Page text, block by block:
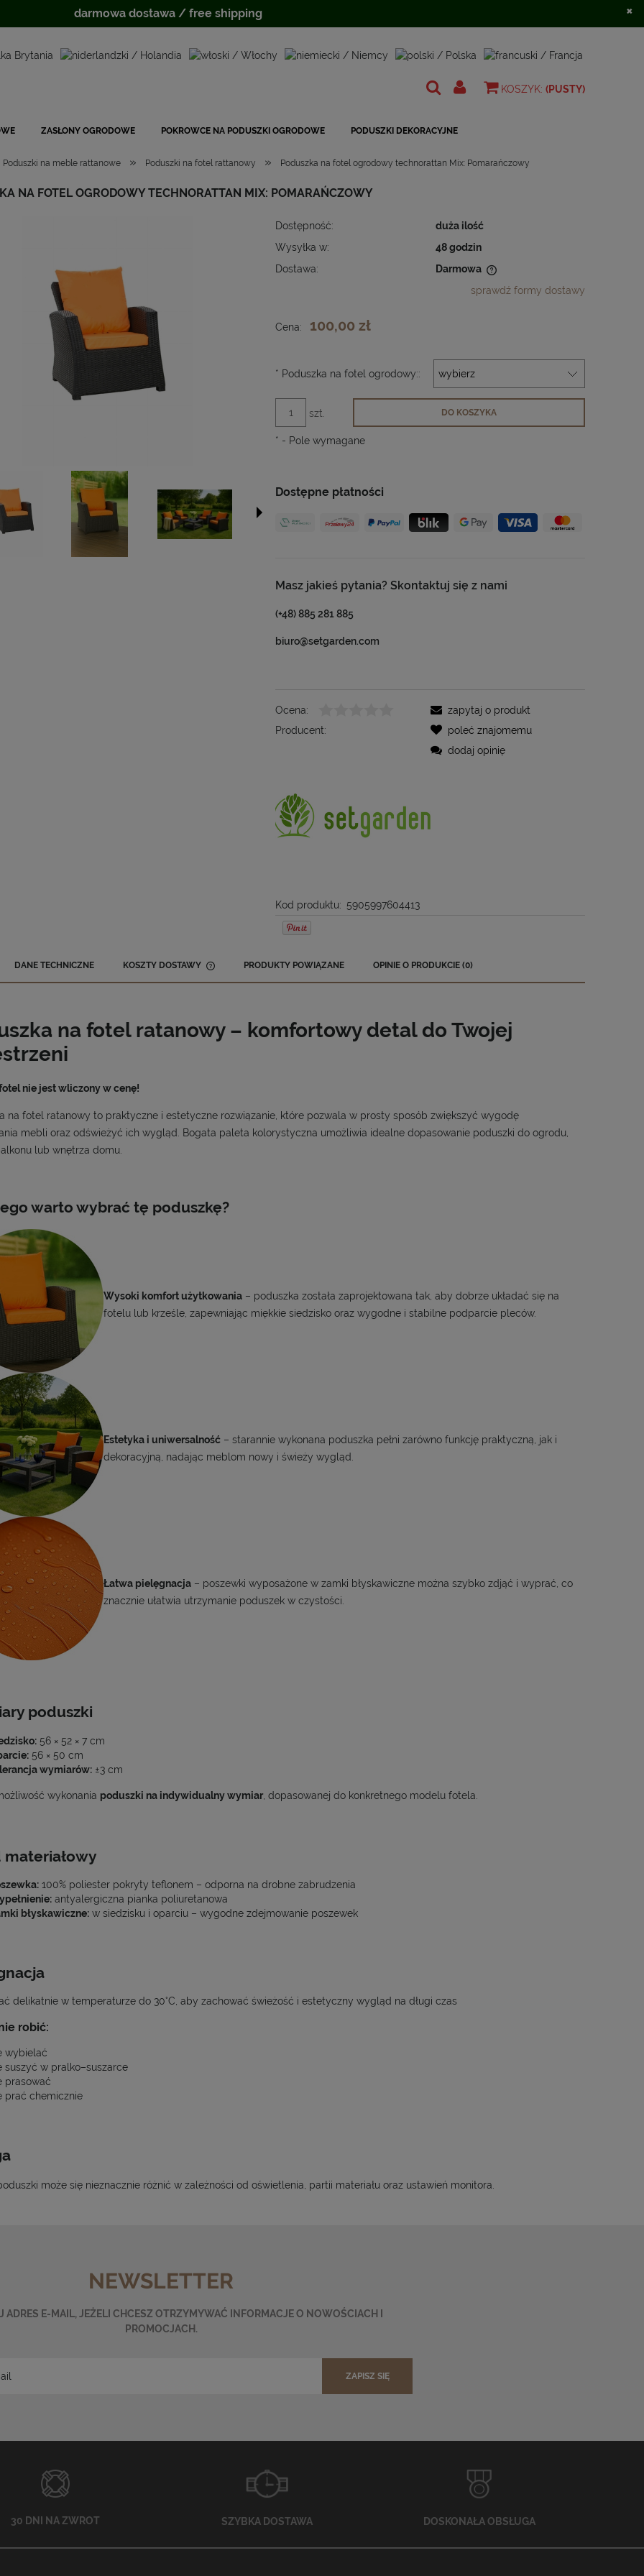
KOSZYK: (PUSTY)
ZASŁONY OGRODOWE POKROWCE NA PODUSZKI OGRODOWE PODUSZKI DEKORACYJNE
Poduszki na meble rattanowe » Poduszki na fotel rattanowy » Poduszka na fotel ogrodowy technorattan Mix: Pomarańczowy
NA FOTEL OGRODOWY TECHNORATTAN MIX: POMARAŃCZOWY
Dostępność:
duża ilość
Wysyłka w:
48 godzin
Dostawa:
Darmowa
sprawdź formy dostawy
Dostępne płatności
Masz jakieś pytania? Skontaktuj się z nami
(+48) 885 281 885
biuro@setgarden.com
Cena: 100,00 zł
* Poduszka na fotel ogrodowy::
szt. DO KOSZYKA
* - Pole wymagane
Ocena:
Producent:
Kod produktu: 5905997604413
zapytaj o produkt
poleć znajomemu
dodaj opinię
DANE TECHNICZNE KOSZTY DOSTAWY PRODUKTY POWIĄZANE OPINIE O PRODUKCIE (0)
na fotel ratanowy – komfortowy detal do Twojej
nie jest wliczony w cenę!
na fotel ratanowy to praktyczne i estetyczne rozwiązanie, które pozwala w prosty sposób zwiększyć wygodę
mebli oraz odświeżyć ich wygląd. Bogata paleta kolorystyczna umożliwia idealne dopasowanie poduszki do ogrodu,
lub wnętrza domu.
warto wybrać tę poduszkę?
Wysoki komfort użytkowania – poduszka została zaprojektowana tak, aby dobrze układać się na
fotelu lub krześle, zapewniając miękkie siedzisko oraz wygodne i stabilne podparcie pleców.
Estetyka i uniwersalność – starannie wykonana poduszka pełni zarówno funkcję praktyczną, jak i
dekoracyjną, nadając meblom nowy i świeży wygląd.
Łatwa pielęgnacja – poszewki wyposażone w zamki błyskawiczne można szybko zdjąć i wyprać, co
znacznie ułatwia utrzymanie poduszek w czystości.
poduszki
56 × 52 × 7 cm
56 × 50 cm
wymiarów: ±3 cm
wykonania poduszki na indywidualny wymiar, dopasowanej do konkretnego modelu fotela.
materiałowy
100% poliester pokryty teflonem – odporna na drobne zabrudzenia
antyalergiczna pianka poliuretanowa
błyskawiczne: w siedzisku i oparciu – wygodne zdejmowanie poszewek
delikatnie w temperaturze do 30°C, aby zachować świeżość i estetyczny wygląd na długi czas
robić:
wybielać
suszyć w pralko–suszarce
prasować
prać chemicznie
może się nieznacznie różnić w zależności od oświetlenia, partii materiału oraz ustawień monitora.
NEWSLETTER
ADRES E-MAIL, JEŻELI CHCESZ OTRZYMYWAĆ INFORMACJE O NOWOŚCIACH I
PROMOCJACH.
ZAPISZ SIĘ
30 DNI NA ZWROT SZYBKA DOSTAWA DOSKONAŁA OBSŁUGA
darmowa dostawa / free shipping ×